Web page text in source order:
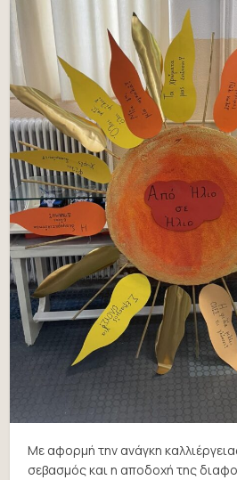
Με αφορμή την ανάγκη
σεβασμός και η αποδοχή της